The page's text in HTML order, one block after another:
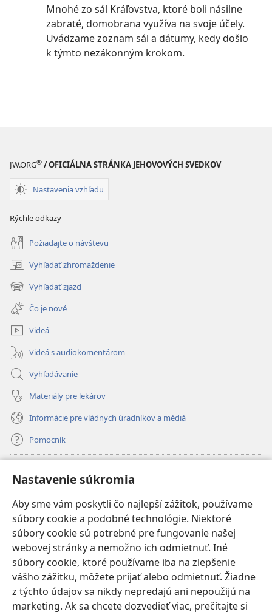
Nastavenie súkromia
Aby sme vám poskytli čo najlepší zážitok, používame
súbory cookie a podobné technológie. Niektoré
súbory cookie sú potrebné pre fungovanie našej
webovej stránky a nemožno ich odmietnuť. Iné
súbory cookie, ktoré používame iba na zlepšenie
vášho zážitku, môžete prijať alebo odmietnuť. Žiadne
z týchto údajov sa nikdy nepredajú ani nepoužijú na
marketing. Ak sa chcete dozvedieť viac, prečítajte si
Mnohé zo sál Kráľovstva, ktoré boli násilne
zabraté, domobrana využíva na svoje účely.
Uvádzame zoznam sál a dátumy, kedy došlo
k týmto nezákonným krokom.
JW.ORG® / OFICIÁLNA STRÁNKA JEHOVOVÝCH SVEDKOV
Nastavenia vzhľadu
Rýchle odkazy
Požiadajte o návštevu
Vyhľadať zhromaždenie
(otvorí
nové
okno)
Vyhľadať zjazd
(otvorí
nové
okno)
Čo je nové
Videá
Videá s audiokomentárom
Vyhľadávanie
Materiály pre lekárov
Informácie pre vládnych úradníkov a médiá
Pomocník
(otvorí
nové
okno)
INTERNETOVÁ KNIŽNICA Strážnej veže
(otvorí
nové
okno)JW Hub ®
(otvorí
nové
okno)JW Library
Watchtower Library